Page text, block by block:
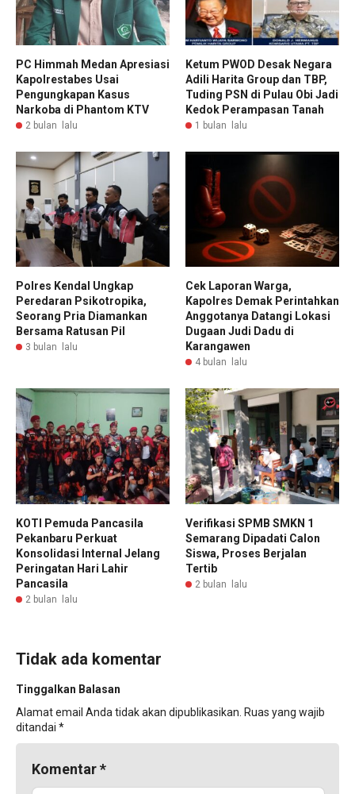
PC Himmah Medan Apresiasi
Kapolrestabes Usai
Pengungkapan Kasus
Narkoba di Phantom KTV
2 bulan lalu
Ketum PWOD Desak Negara
Adili Harita Group dan TBP,
Tuding PSN di Pulau Obi Jadi
Kedok Perampasan Tanah
1 bulan lalu
Polres Kendal Ungkap
Peredaran Psikotropika,
Seorang Pria Diamankan
Bersama Ratusan Pil
3 bulan lalu
Cek Laporan Warga,
Kapolres Demak Perintahkan
Anggotanya Datangi Lokasi
Dugaan Judi Dadu di
Karangawen
4 bulan lalu
KOTI Pemuda Pancasila
Pekanbaru Perkuat
Konsolidasi Internal Jelang
Peringatan Hari Lahir
Pancasila
2 bulan lalu
Verifikasi SPMB SMKN 1
Semarang Dipadati Calon
Siswa, Proses Berjalan
Tertib
2 bulan lalu
Tidak ada komentar
Tinggalkan Balasan
Alamat email Anda tidak akan dipublikasikan. Ruas yang wajib
ditandai *
Komentar*